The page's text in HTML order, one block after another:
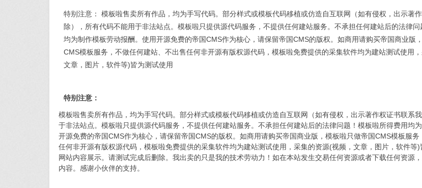
特别注意： 模板啦售卖所有作品，均为手写代码。部分样式或模板代码移植或仿造自互联网（如有侵权，出示著
除），所有代码不能用于非法站点。模板啦只提供源代码服务，不提供任何建站服务。不承担任何建站后的法律问
均为制作模板劳动报酬。使用开源免费的帝国CMS作为核心，请保留帝国CMS的版权。如商用请购买帝国商业版
CMS模板服务，不做任何建站、不出售任何非开源有版权源代码，模板啦免费提供的采集软件均为建站测试使用，
文章，图片，软件等)皆为测试使用
特别注意：
模板啦售卖所有作品，均为手写代码。部分样式或模板代码移植或仿造自互联网（如有侵权，出示著作权证书联系
于非法站点。模板啦只提供源代码服务，不提供任何建站服务。不承担任何建站后的法律问题！模板啦所得费用均
开源免费的帝国CMS作为核心，请保留帝国CMS的版权。如商用请购买帝国商业版，模板啦只做帝国CMS模板服
任何非开源有版权源代码，模板啦免费提供的采集软件均为建站测试使用，采集的资源(视频，文章，图片，软件等
网站内容展示。请测试完成后删除。我出卖的只是我的技术劳动力！如在本站发生交易任何资源或者下载任何资源
内容。感谢小伙伴的支持。